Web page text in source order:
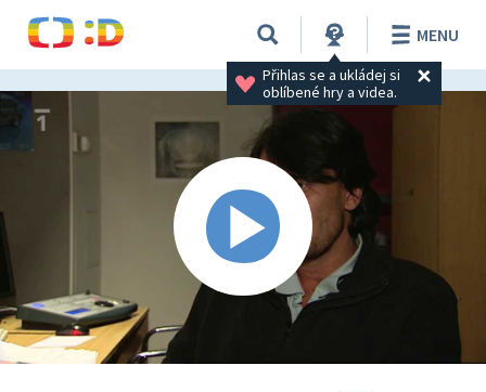
Přihlas se a ukládej si
oblíbené hry a videa.
MENU